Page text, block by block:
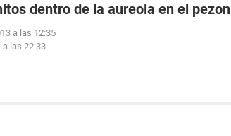
dentro de la aureola en el pezon
a las 12:35
a las 22:33